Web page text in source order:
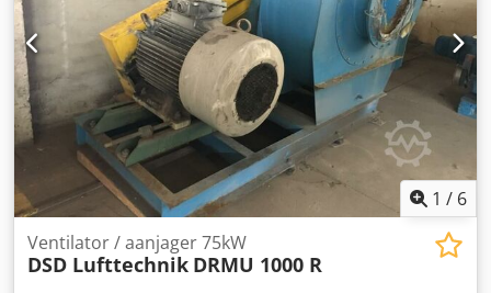
1 / 6
Ventilator / aanjager 75kW
DSD Lufttechnik DRMU 1000 R